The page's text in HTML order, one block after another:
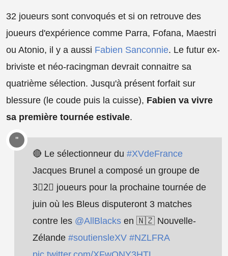
32 joueurs sont convoqués et si on retrouve des
joueurs d'expérience comme Parra, Fofana, Maestri
ou Atonio, il y a aussi Fabien Sanconnie. Le futur ex-
briviste et néo-racingman devrait connaitre sa
quatrième sélection. Jusqu'à présent forfait sur
blessure (le coude puis la cuisse), Fabien va vivre
sa première tournée estivale.
🔴 Le sélectionneur du #XVdeFrance
Jacques Brunel a composé un groupe de
3⃣2⃣ joueurs pour la prochaine tournée de
juin où les Bleus disputeront 3 matches
contre les @AllBlacks en 🇳🇿 Nouvelle-
Zélande #soutiensleXV #NZLFRA